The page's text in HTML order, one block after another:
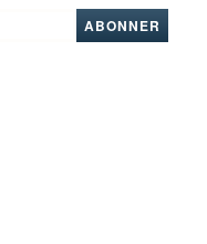
ABONNER